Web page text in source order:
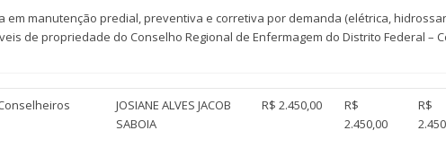
manutenção predial, preventiva e corretiva por demanda (elétrica,
de propriedade do Conselho Regional de Enfermagem do Distrito Federal –
JOSIANE ALVES JACOB
SABOIA
R$ 2.450,00
R$
2.450,00
R$